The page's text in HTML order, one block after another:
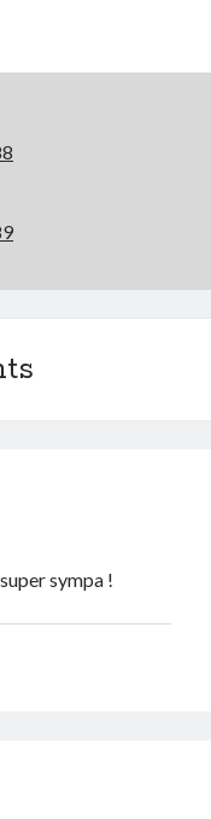
sympa !